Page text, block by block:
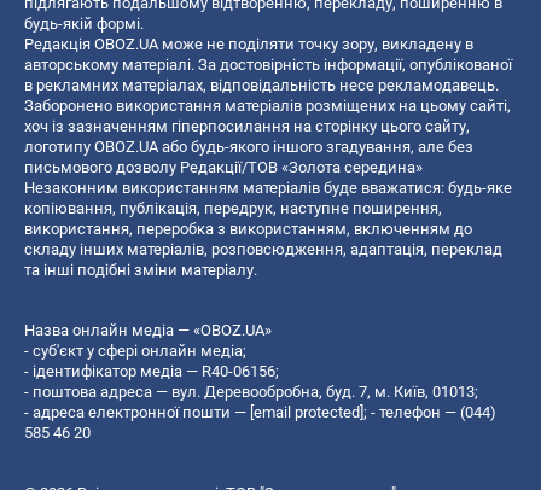
будь-якій формі.
Редакція OBOZ.UA може не поділяти точку зору, викладену в
авторському матеріалі. За достовірність інформації, опублікованої
в рекламних матеріалах, відповідальність несе рекламодавець.
Заборонено використання матеріалів розміщених на цьому сайті,
хоч із зазначенням гіперпосилання на сторінку цього сайту,
логотипу OBOZ.UA або будь-якого іншого згадування, але без
письмового дозволу Редакції/ТОВ «Золота середина»
Незаконним використанням матеріалів буде вважатися: будь-яке
копiювання, публiкацiя, передрук, наступне поширення,
використання, переробка з використанням, включенням до
складу інших матеріалів, розповсюдження, адаптація, переклад
та інші подібні зміни матеріалу.
Назва онлайн медіа — «OBOZ.UA»
- суб'єкт у сфері онлайн медіа;
- ідентифікатор медіа — R40-06156;
- поштова адреса — вул. Деревообробна, буд. 7, м. Київ, 01013;
- адреса електронної пошти — [email protected] ; - телефон — (044)
585 46 20